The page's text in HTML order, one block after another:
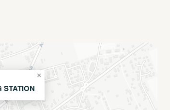
STATION
×